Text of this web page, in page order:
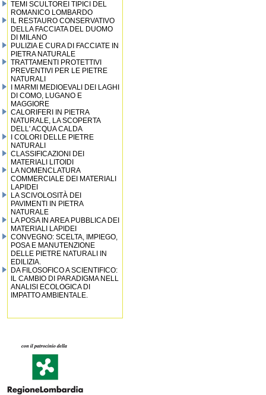
TEMI SCULTOREI TIPICI DEL
ROMANICO LOMBARDO
IL RESTAURO CONSERVATIVO
DELLA FACCIATA DEL DUOMO
DI MILANO
PULIZIA E CURA DI FACCIATE IN
PIETRA NATURALE
TRATTAMENTI PROTETTIVI
PREVENTIVI PER LE PIETRE
NATURALI
I MARMI MEDIOEVALI DEI LAGHI
DI COMO, LUGANO E
MAGGIORE
CALORIFERI IN PIETRA
NATURALE, LA SCOPERTA
DELL' ACQUA CALDA
I COLORI DELLE PIETRE
NATURALI
CLASSIFICAZIONI DEI
MATERIALI LITOIDI
LA NOMENCLATURA
COMMERCIALE DEI MATERIALI
LAPIDEI
LA SCIVOLOSITÀ DEI
PAVIMENTI IN PIETRA
NATURALE
LA POSA IN AREA PUBBLICA DEI
MATERIALI LAPIDEI
CONVEGNO: SCELTA, IMPIEGO,
POSA E MANUTENZIONE
DELLE PIETRE NATURALI IN
EDILIZIA.
DA FILOSOFICO A SCIENTIFICO:
IL CAMBIO DI PARADIGMA NELL
ANALISI ECOLOGICA DI
IMPATTO AMBIENTALE.